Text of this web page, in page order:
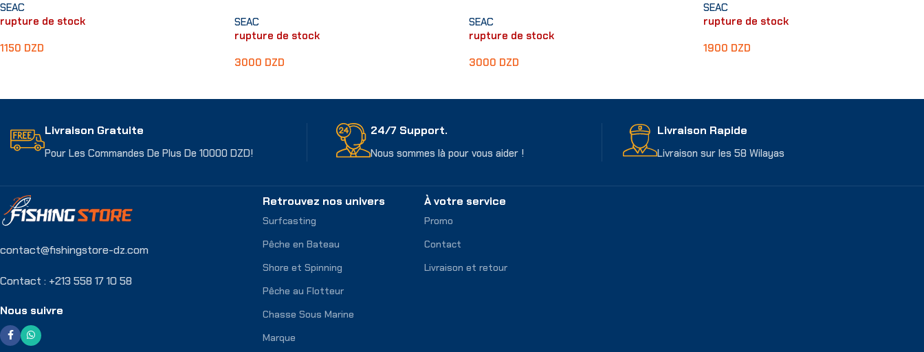
SEAC
rupture de stock
1150 DZD
SEAC
rupture de stock
3000 DZD
SEAC
rupture de stock
3000 DZD
SEAC
rupture de stock
1900 DZD
Livraison Gratuite
Pour Les Commandes De Plus De 10000 DZD!
24/7 Support.
Nous sommes là pour vous aider !
Livraison Rapide
Livraison sur les 58 Wilayas
contact@fishingstore-dz.com
Contact : +213 558 17 10 58
Nous suivre
Retrouvez nos univers
Surfcasting
Pêche en Bateau
Shore et Spinning
Pêche au Flotteur
Chasse Sous Marine
Marque
À votre service
Promo
Contact
Livraison et retour